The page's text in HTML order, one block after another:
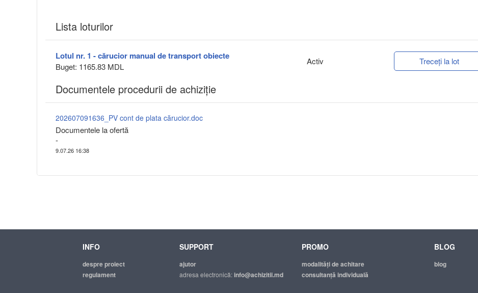
Lista loturilor
Lotul nr. 1 - cărucior manual de transport obiecte
Buget: 1165.83 MDL
Activ Treceți la lot
Documentele procedurii de achiziție
202607091636_PV cont de plata cărucior.doc
Documentele la ofertă
-
9.07.26 16:38
INFO
despre proiect
regulament
SUPPORT
ajutor
adresa electronică:info@achizitii.md
PROMO
modalităţi de achitare
consultanță individuală
BLOG
blog